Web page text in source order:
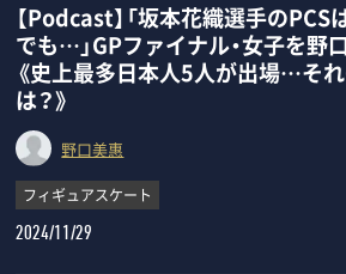
【Podcast】「坂本花織選手のPCS
でも…」GPファイナル・女子を野
《史上最多日本人5人が出場…それ
は？》
野口美惠
フィギュアスケート
2024/11/29